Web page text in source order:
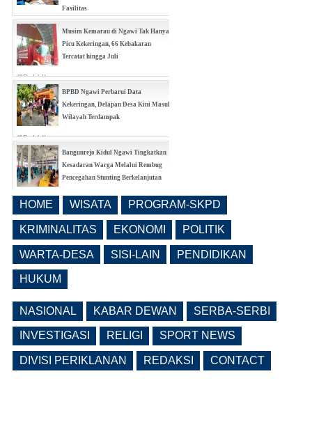
Fasilitas
(0 Reply(s))
Musim Kemarau di Ngawi Tak Hanya
Picu Kekeringan, 66 Kebakaran
Tercatat hingga Juli
(0 Reply(s))
BPBD Ngawi Perbarui Data
Kekeringan, Delapan Desa Kini Masuk
Wilayah Terdampak
(0 Reply(s))
Bangunrejo Kidul Ngawi Tingkatkan
Kesadaran Warga Melalui Rembug
Pencegahan Stunting Berkelanjutan
(0 Reply(s))
Ngawi Fokus di Eks Rumdin Wakil
(0 Reply(s))
HOME WISATA PROGRAM-SKPD
KRIMINALITAS EKONOMI POLITIK
WARTA-DESA SISI-LAIN PENDIDIKAN
HUKUM
NASIONAL KABAR DEWAN SERBA-SERBI
INVESTIGASI RELIGI SPORT NEWS
DIVISI PERIKLANAN REDAKSI CONTACT